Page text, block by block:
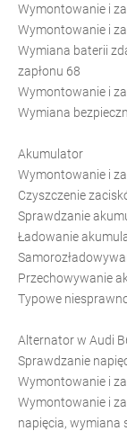
Wymontowanie i
Wymontowanie i
Wymiana baterii
zapłonu 68
Wymontowanie i
Wymiana
Akumulator
Wymontowanie i
Czyszczenie
Sprawdzanie
Ładowanie
Przechowywanie
Typowe
Alternator w Audi
Sprawdzanie
Wymontowanie i
Wymontowanie i
napięcia, wymiana